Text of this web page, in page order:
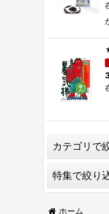
カテゴリで
放送記念【発
【 堀河屋の贈
特集で絞り
醤油
ホーム